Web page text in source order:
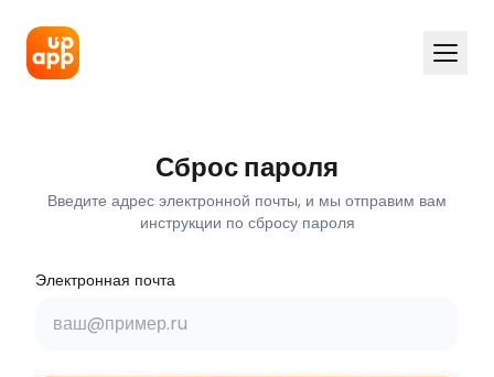
Сброс пароля
Введите адрес электронной почты, и мы отправим вам
инструкции по сбросу пароля
Электронная почта